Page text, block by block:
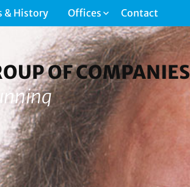
& History Offices Contact
OF COMPANIES